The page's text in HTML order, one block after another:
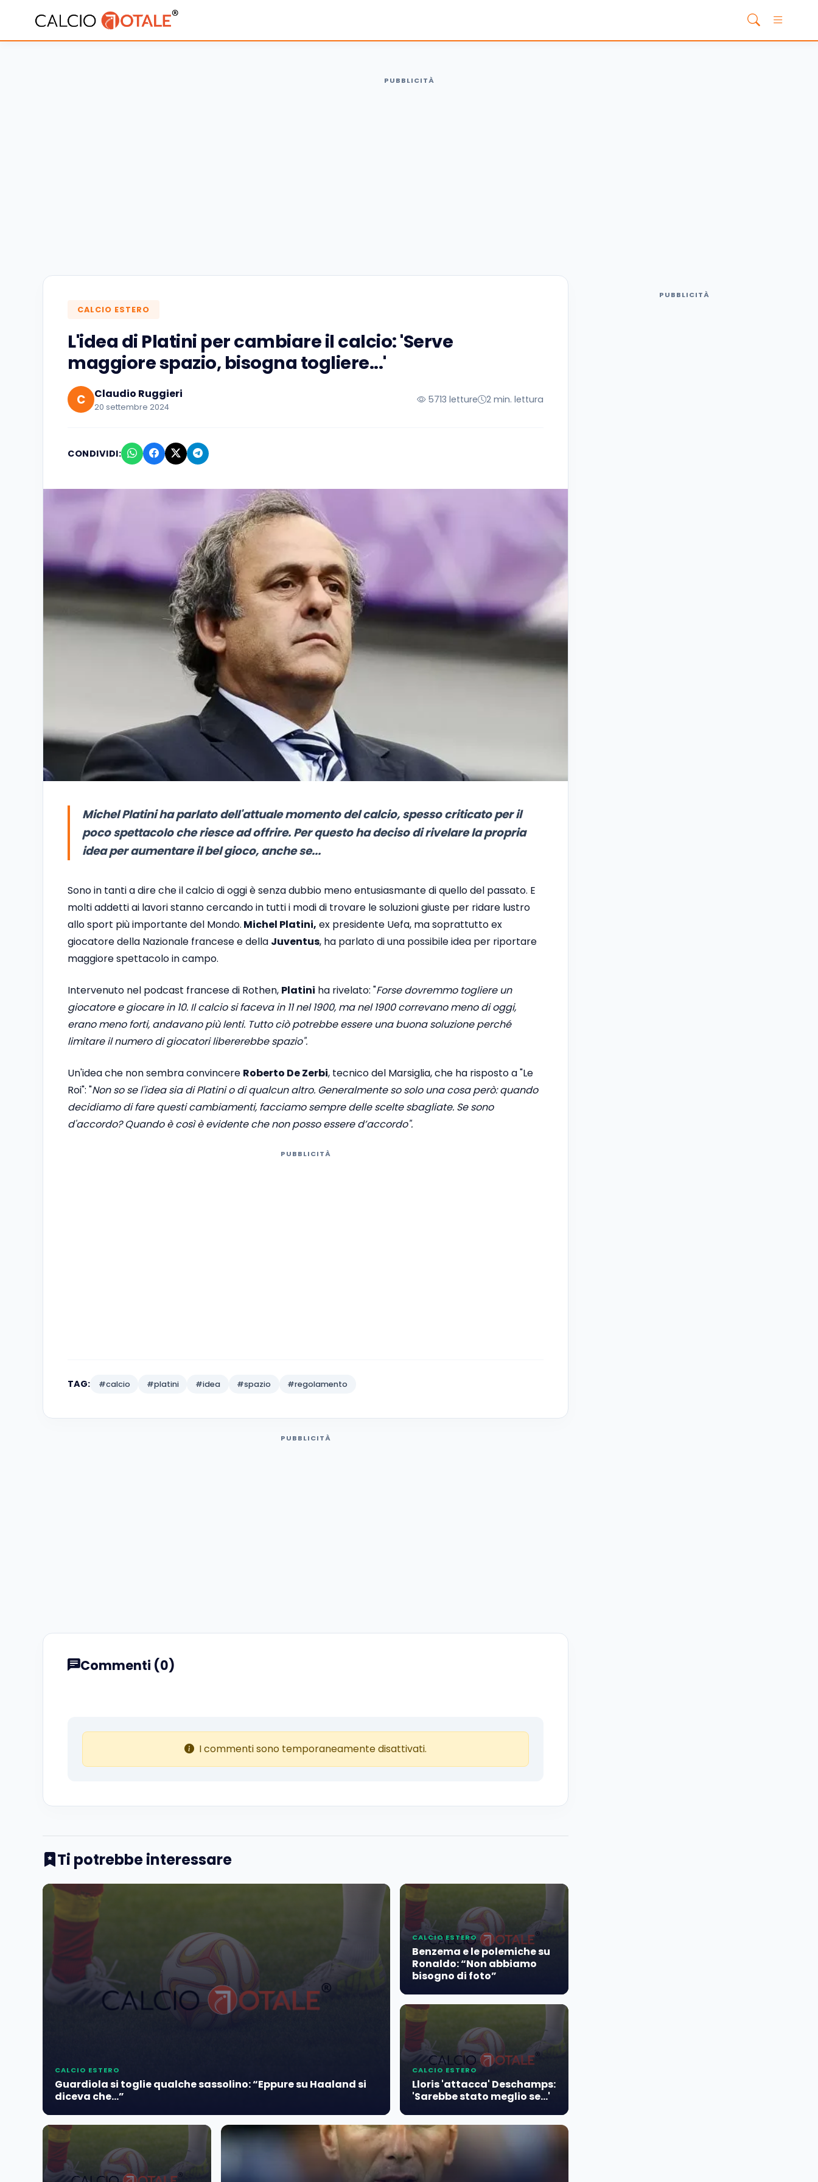
PUBBLICITÀ
CALCIO ESTERO
L'idea di Platini per cambiare il calcio: 'Serve
maggiore spazio, bisogna togliere...'
C Claudio Ruggieri
20 settembre 2024
5713 letture 2 min. lettura
CONDIVIDI:
Michel Platini ha parlato dell'attuale momento del calcio, spesso criticato per il
poco spettacolo che riesce ad offrire. Per questo ha deciso di rivelare la propria
idea per aumentare il bel gioco, anche se...
Sono in tanti a dire che il calcio di oggi è senza dubbio meno entusiasmante di quello del passato. E
molti addetti ai lavori stanno cercando in tutti i modi di trovare le soluzioni giuste per ridare lustro
allo sport più importante del Mondo. Michel Platini, ex presidente Uefa, ma soprattutto ex
giocatore della Nazionale francese e della Juventus, ha parlato di una possibile idea per riportare
maggiore spettacolo in campo.
Intervenuto nel podcast francese di Rothen, Platini ha rivelato: "Forse dovremmo togliere un
giocatore e giocare in 10. Il calcio si faceva in 11 nel 1900, ma nel 1900 correvano meno di oggi,
erano meno forti, andavano più lenti. Tutto ciò potrebbe essere una buona soluzione perché
limitare il numero di giocatori libererebbe spazio".
Un'idea che non sembra convincere Roberto De Zerbi, tecnico del Marsiglia, che ha risposto a "Le
Roi": "Non so se l'idea sia di Platini o di qualcun altro. Generalmente so solo una cosa però: quando
decidiamo di fare questi cambiamenti, facciamo sempre delle scelte sbagliate. Se sono
d'accordo? Quando è così è evidente che non posso essere d’accordo".
PUBBLICITÀ
TAG: #calcio #platini #idea #spazio #regolamento
PUBBLICITÀ
Commenti (0)
I commenti sono temporaneamente disattivati.
Ti potrebbe interessare
CALCIO ESTERO
Guardiola si toglie qualche sassolino: “Eppure su Haaland si
diceva che…”
CALCIO ESTERO
Benzema e le polemiche su
Ronaldo: “Non abbiamo
bisogno di foto”
CALCIO ESTERO
Lloris 'attacca' Deschamps:
'Sarebbe stato meglio se...'
PUBBLICITÀ